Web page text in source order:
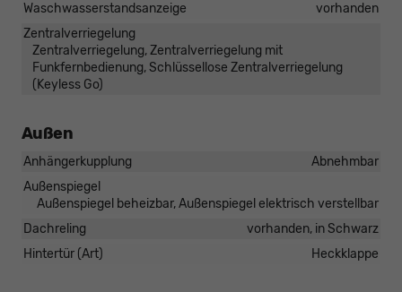
Waschwasserstandsanzeige
vorhanden
Zentralverriegelung
Zentralverriegelung, Zentralverriegelung mit
Funkfernbedienung, Schlüssellose Zentralverriegelung
(Keyless Go)
Außen
Anhängerkupplung
Abnehmbar
Außenspiegel
Außenspiegel beheizbar, Außenspiegel elektrisch verstellbar
Dachreling
vorhanden, in Schwarz
Hintertür (Art)
Heckklappe